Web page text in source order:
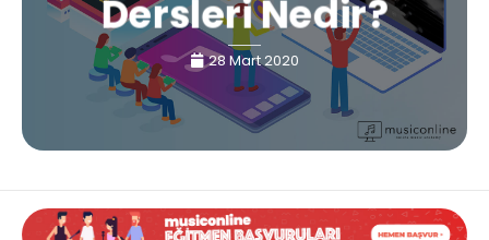
Dersleri Nedir?
28 Mart 2020